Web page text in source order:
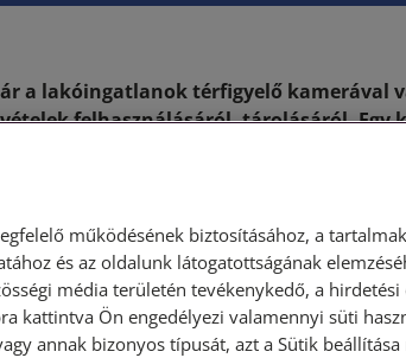
a lakóingatlanok térfigyelő kamerával
felhasználásáról, tárolásáról. Egy
jogalapja, jogi
működésének biztosításához, a
és az oldalunk látogatottságának
média területén tevékenykedő, a hirdetési
kattintva Ön engedélyezi valamennyi süti
annak bizonyos típusát, azt a Sütik